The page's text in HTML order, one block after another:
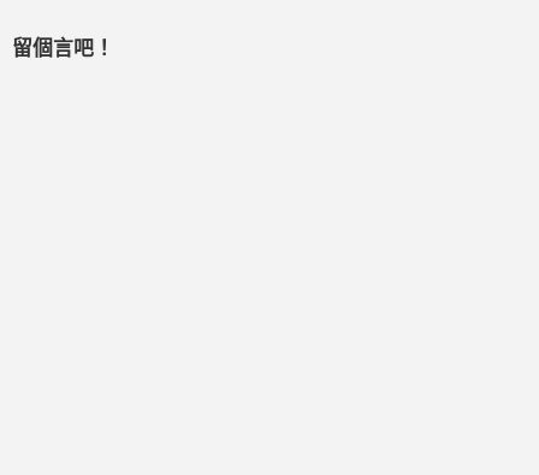
留個言吧！